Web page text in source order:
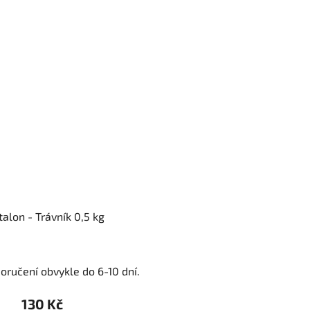
- Trávník 0,5 kg
obvykle do 6-10 dní.
130 Kč